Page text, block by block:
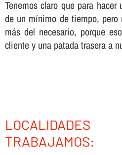
Tenemos claro que para
de un mí­nimo de tiempo, pero
más del necesario, porque
cliente y una patada trasera a
TRABAJAMOS: